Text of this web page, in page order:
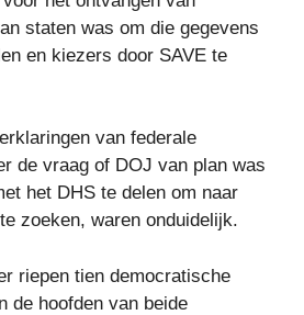
staten was om die gegevens
en kiezers door SAVE te
van federale
de vraag of DOJ van plan was
het DHS te delen om naar
zoeken, waren onduidelijk.
riepen tien democratische
de hoofden van beide